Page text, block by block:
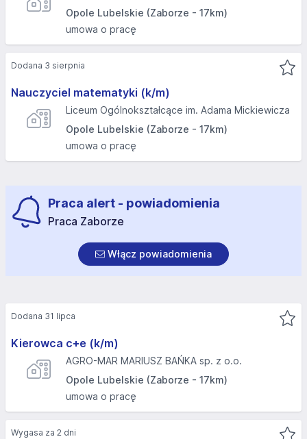
Opole Lubelskie (Zaborze - 17km)
umowa o pracę
Nauczyciel matematyki (k/m)
Liceum Ogólnokształcące im. Adama Mickiewicza
Opole Lubelskie (Zaborze - 17km)
umowa o pracę
Dodana 3 sierpnia
Praca alert - powiadomienia
Praca Zaborze
Włącz powiadomienia
Kierowca c+e (k/m)
AGRO-MAR MARIUSZ BAŃKA sp. z o.o.
Opole Lubelskie (Zaborze - 17km)
umowa o pracę
Dodana 31 lipca
Wygasa za 2 dni